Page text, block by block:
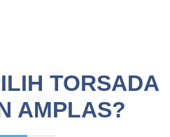
TORSADA
AMPLAS?